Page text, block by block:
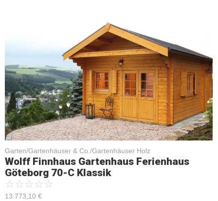
Garten/Gartenhäuser & Co./Gartenhäuser Holz
Wolff Finnhaus Gartenhaus Ferienhaus
Göteborg 70-C Klassik
☆☆☆☆☆
13.773,10 €